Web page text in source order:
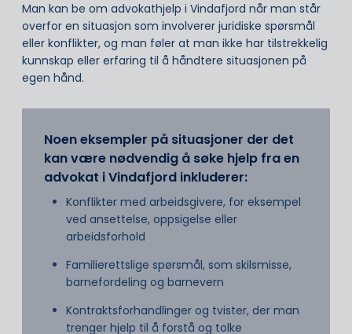
Man kan be om advokathjelp i Vindafjord når man står
overfor en situasjon som involverer juridiske spørsmål
eller konflikter, og man føler at man ikke har tilstrekkelig
kunnskap eller erfaring til å håndtere situasjonen på
egen hånd.
Noen eksempler på situasjoner der det
kan være nødvendig å søke hjelp fra en
advokat i Vindafjord inkluderer:
Konflikter med arbeidsgivere, for eksempel
ved ansettelse, oppsigelse eller
arbeidsforhold
Familierettslige spørsmål, som skilsmisse,
barnefordeling og barnevern
Kontraktsforhandlinger og tvister, der man
trenger hjelp til å forstå og tolke